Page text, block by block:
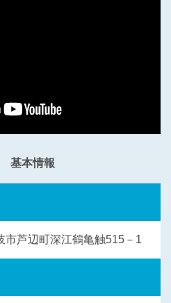
基本情報
芦辺町深江鶴亀触515－1